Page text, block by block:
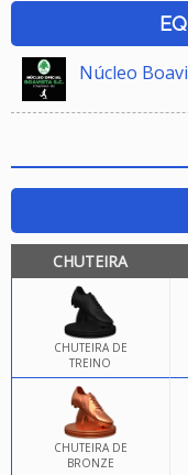
Núcleo
CHUTEIRA
CHUTEIRA DE
TREINO
CHUTEIRA DE
BRONZE